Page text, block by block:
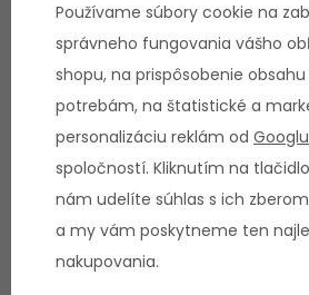
Ostatné
informácie:
Rozmery
stroja (d x š
x v): 195 x 81
x 86 cm
Používame súbory cookie na
správneho fungovania vášho
shopu, na prispôsobenie
potrebám, na štatistické a
personalizáciu reklám od Googlu
spoločností. Kliknutím na tlačidlo
nám udelíte súhlas s ich
a my vám poskytneme ten
nakupovania.